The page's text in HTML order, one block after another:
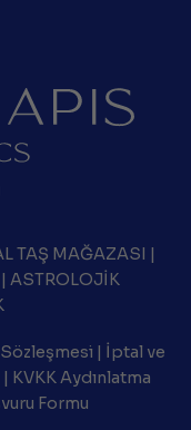
TAŞ MAĞAZASI |
ASTROLOJİK
| İptal ve
| KVKK Aydınlatma
Formu